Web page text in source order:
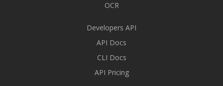
OCR
Developers API
API Docs
CLI Docs
API Pricing